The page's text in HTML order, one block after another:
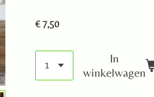
€ 7,50
In
winkelwagen